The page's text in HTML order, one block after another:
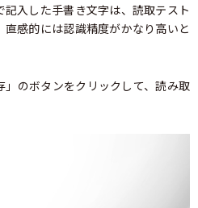
入した手書き文字は、読取テスト
感的には認識精度がかなり高いと
のボタンをクリックして、読み取